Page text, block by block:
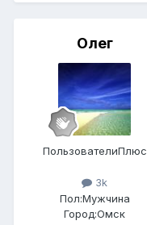
Олег
ПользователиПлюс
3k
Пол:Мужчина
Город:Омск